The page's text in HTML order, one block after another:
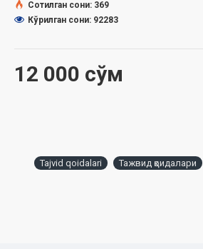
ISBN:978-9943-6528-6-6
Ўлчами:60×84 1/32 ‎
12 000 сўм
Сотилган сони: 369
Кўрилган сони: 92283
Tajvid qoidalari Тажвид қоидалари